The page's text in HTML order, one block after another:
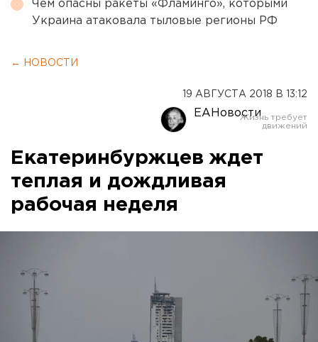
Чем опасны ракеты «Фламинго», которыми
Украина атаковала тыловые регионы РФ
← НОВОСТИ
19 АВГУСТА 2018 В 13:12
ЕАНовости
Екатеринбуржцев ждет
теплая и дождливая
рабочая неделя